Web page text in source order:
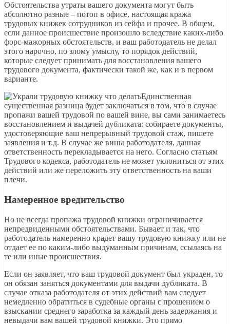
Обстоятельства утраты вашего документа могут быть
абсолютно разные – потоп в офисе, настоящая кража
трудовых книжек сотрудников из сейфа и прочее. В общем,
если данное происшествие произошло вследствие каких-либо
форс-мажорных обстоятельств, и ваш работодатель не делал
этого нарочно, по злому умыслу, то порядок действий,
которые следует принимать для восстановления вашего
трудового документа, фактически такой же, как и в первом
варианте.
Единственная
существенная разница будет заключаться в том, что в случае
пропажи вашей трудовой по вашей вине, вы сами занимаетесь
восстановлением и выдачей дубликата: собираете документы,
удостоверяющие ваш непрерывный трудовой стаж, пишете
заявления и т.д. В случае же вины работодателя, данная
ответственность перекладывается на него. Согласно статьям
Трудового кодекса, работодатель не может уклониться от этих
действий или же переложить эту ответственность на ваши
плечи.
Намеренное вредительство
Но не всегда пропажа трудовой книжки ограничивается
непредвиденными обстоятельствами. Бывает и так, что
работодатель намеренно крадет вашу трудовую книжку или не
отдает ее по каким-либо выдуманным причинам, ссылаясь на
те или иные происшествия.
Если он заявляет, что ваш трудовой документ был украден, то
он обязан заняться документами для выдачи дубликата. В
случае отказа работодателя от этих действий вам следует
немедленно обратиться в судебные органы с прошением о
взыскании среднего заработка за каждый день задержания и
невыдачи вам вашей трудовой книжки. Это прямо